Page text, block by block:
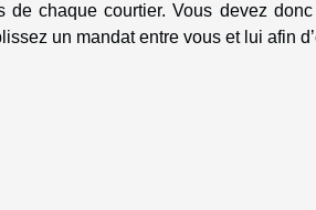
de chaque courtier. Vous devez
un mandat entre vous et lui afin